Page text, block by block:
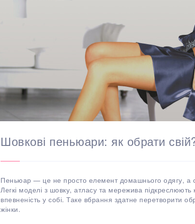
Шовкові пеньюари: як обрати
Пеньюар — це не просто елемент домашнього одягу, а
Легкі моделі з шовку, атласу та мережива
впевненість у собі. Таке вбрання здатне перетворити
жінки.